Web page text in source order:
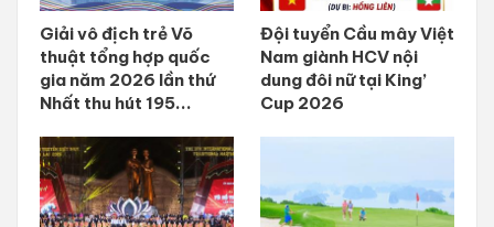
Giải vô địch trẻ Võ
thuật tổng hợp quốc
gia năm 2026 lần thứ
Nhất thu hút 195...
Đội tuyển Cầu mây Việt
Nam giành HCV nội
dung đôi nữ tại King’
Cup 2026